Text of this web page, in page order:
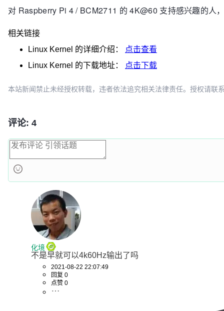
对 Raspberry Pi 4 / BCM2711 的 4K@60 支持感兴趣的人
相关链接
Linux Kernel 的详细介绍：
点击查看
Linux Kernel 的下载地址： 点击下载
本站新闻禁止未经授权转载，违者依法追究相关法律责任。授权请联
评论: 4
化境
不是早就可以4k60Hz输出了吗
2021-08-22 22:07:49
回复 0
点赞 0